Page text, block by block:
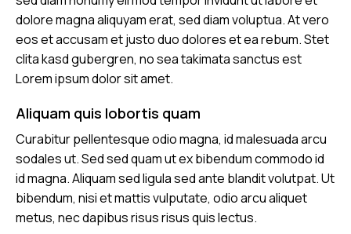
dolore magna aliquyam erat, sed diam voluptua. At vero
eos et accusam et justo duo dolores et ea rebum. Stet
clita kasd gubergren, no sea takimata sanctus est
Lorem ipsum dolor sit amet.
Aliquam quis lobortis quam
Curabitur pellentesque odio magna, id malesuada arcu
sodales ut. Sed sed quam ut ex bibendum commodo id
id magna. Aliquam sed ligula sed ante blandit volutpat. Ut
bibendum, nisi et mattis vulputate, odio arcu aliquet
metus, nec dapibus risus risus quis lectus.